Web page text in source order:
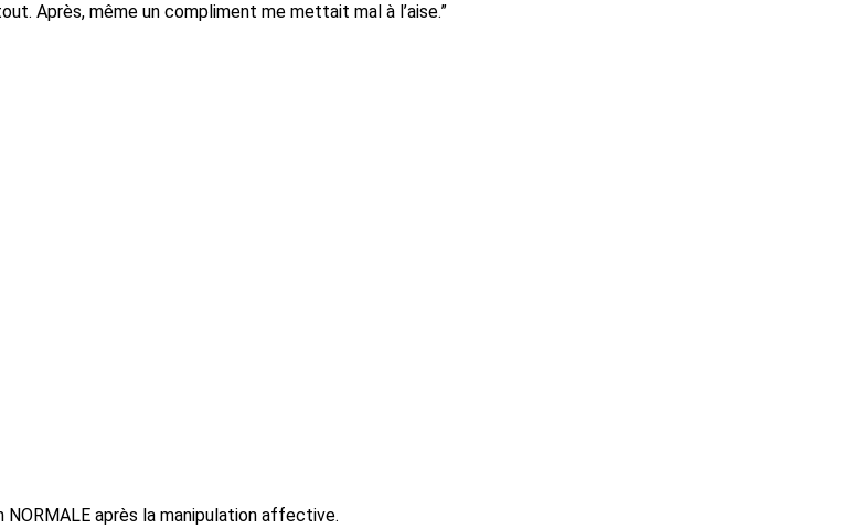
Après, même un compliment me mettait mal à l’aise.”
NORMALE après la manipulation affective.